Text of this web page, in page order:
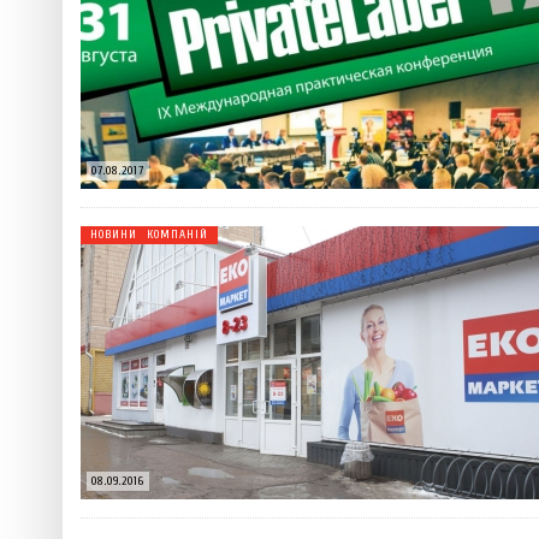
5 міфів про коньяк, у які
Ніжність, що смакує до чаю:
Солодкий настрій у
Пивоколада від MAUDAU:
РОЗБІР АСТРОЛОГА І КЕРУЮЧОГО БАРОМ
ІДЕАЛЬНИЙ ДАЙКІРІ
07.08.2017
08.09.2016
НОВИНИ КОМПАНІЙ